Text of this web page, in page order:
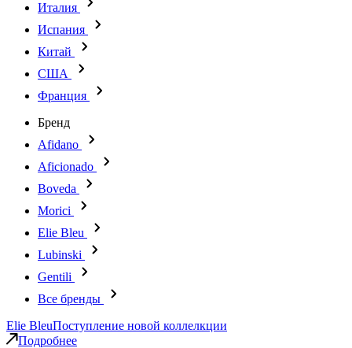
Италия
Испания
Китай
США
Франция
Бренд
Afidano
Aficionado
Boveda
Morici
Elie Bleu
Lubinski
Gentili
Все бренды
Elie BleuПоступление новой коллелкции
Подробнее